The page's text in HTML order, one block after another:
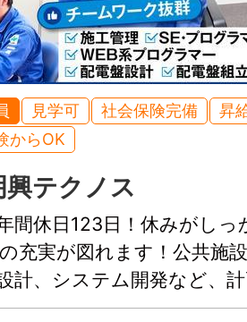
見学可 社会保険完備
昇
からOK
テクノス
間休日123日！休みがし
充実が図れます！公共施
計、システム開発など、
ているので様々な分野の